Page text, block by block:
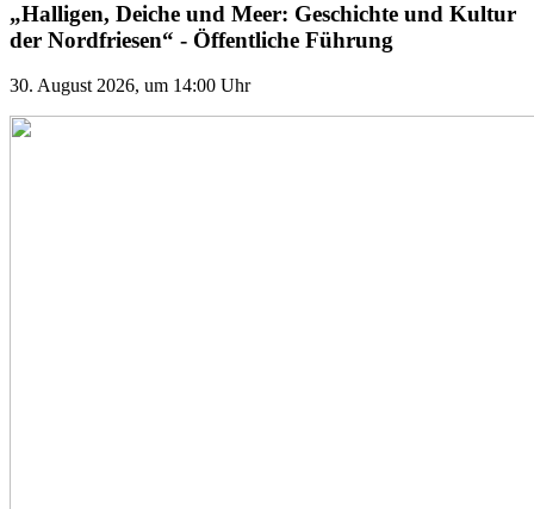
„Halligen, Deiche und Meer: Geschichte und Kultur
der Nordfriesen“ - Öffentliche Führung
30. August 2026, um 14:00 Uhr